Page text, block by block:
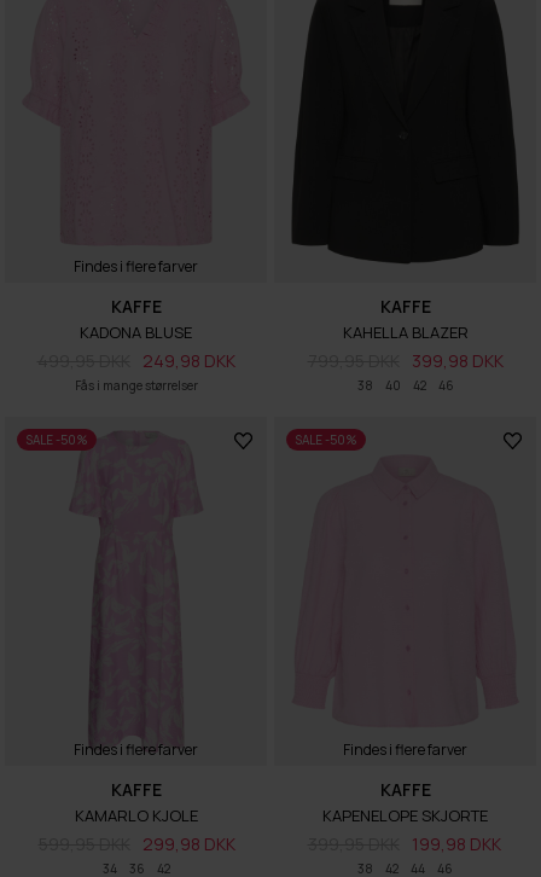
Findes i flere farver
Fås i mange størrelser
KAFFE
KADONA BLUSE
249,98 DKK
38 40 42 46
KAFFE
KAHELLA BLAZER
399,98 DKK
SALE -50%
Findes i flere farver
34 36 42
KAFFE
KAMARLO KJOLE
299,98 DKK
SALE -50%
Findes i flere farver
38 42 44 46
KAFFE
KAPENELOPE SKJORTE
199,98 DKK